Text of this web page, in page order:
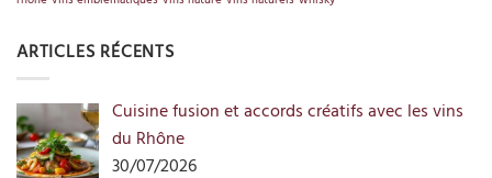
ARTICLES RÉCENTS
Cuisine fusion et accords créatifs avec les vins
du Rhône
30/07/2026